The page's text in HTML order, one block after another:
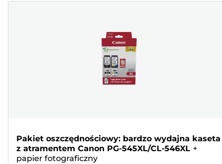
Pakiet oszczędnościowy: bardzo wydajna kaseta
z atramentem Canon PG-545XL/CL-546XL +
papier fotograficzny